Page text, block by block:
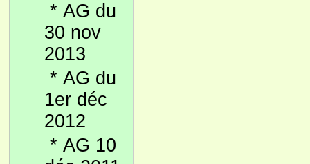
* AG du
30 nov
2013
* AG du
1er déc
2012
* AG 10